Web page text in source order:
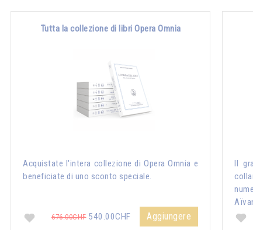
Tutta la collezione di libri Opera Omnia
Acquistate l'intera collezione di Opera Omnia e
beneficiate di uno sconto speciale.
676.00CHF540.00CHF Aggiungere
Il